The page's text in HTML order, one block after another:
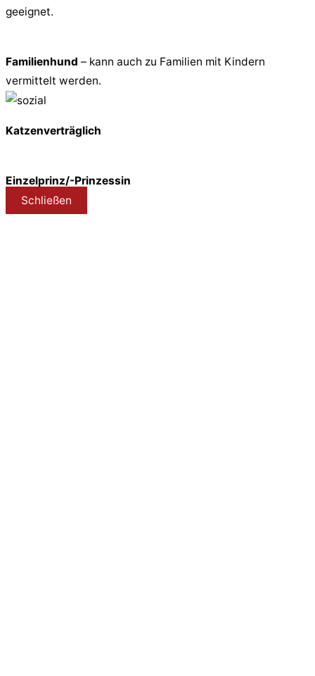
geeignet.
Familienhund – kann auch zu Familien mit Kindern
vermittelt werden.
Katzenverträglich
Einzelprinz/-Prinzessin
Schließen